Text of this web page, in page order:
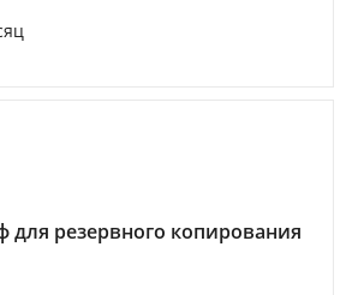
для резервного копирования